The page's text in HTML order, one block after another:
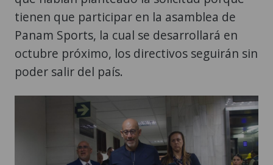
tienen que participar en la asamblea de
Panam Sports, la cual se desarrollará en
octubre próximo, los directivos seguirán sin
poder salir del país.